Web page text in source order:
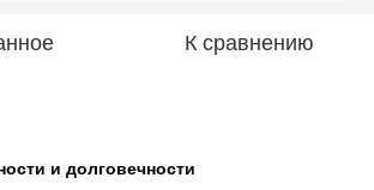
К сравнению
и долговечности